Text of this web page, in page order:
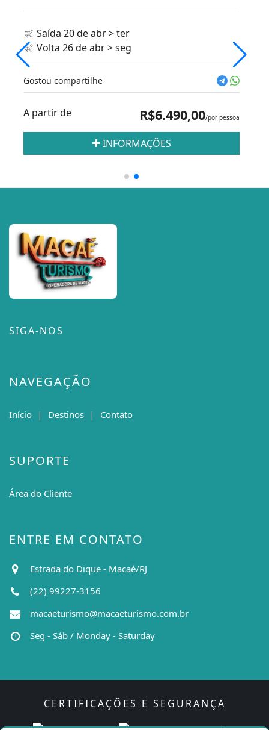
Saída 20 de abr > ter
Volta 26 de abr > seg
Gostou compartilhe
A partir de R$6.490,00/por pessoa
INFORMAÇÕES
SIGA-NOS
NAVEGAÇÃO
Início Destinos Contato
SUPORTE
Área do Cliente
ENTRE EM CONTATO
Estrada do Dique - Macaé/RJ
(22) 99227-3156
macaeturismo@macaeturismo.com.br
Seg - Sáb / Monday - Saturday
CERTIFICAÇÕES E SEGURANÇA